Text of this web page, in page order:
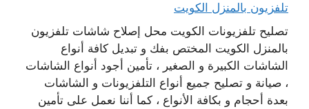
تلفزيون بالمنزل الكويت
تصليح تلفزيونات الكويت محل إصلاح شاشات تلفزيون
بالمنزل الكويت المختص بفك و تبديل كافة أنواع
الشاشات الكبيرة و الصغير ، تأمين أجود أنواع الشاشات
، صيانة و تصليح جميع أنواع التلفزيونات و الشاشات
بعدة أحجام و بكافة الأنواع ، كما أننا نعمل على تأمين